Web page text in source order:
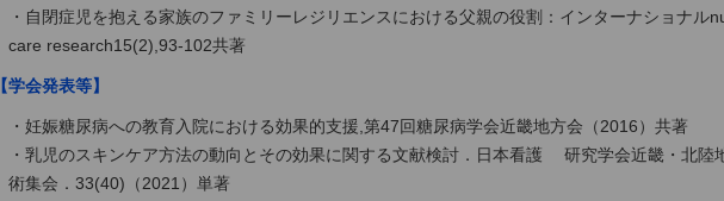
・自閉症児を抱える家族のファミリーレジリエンスにおける父親の役割：インターナショナル
care research15(2),93-102共著
【学会発表等】
・妊娠糖尿病への教育入院における効果的支援,第47回糖尿病学会近畿地方会（2016）共著
・乳児のスキンケア方法の動向とその効果に関する文献検討．日本看護 研究学会近畿・北陸
術集会．33(40)（2021）単著